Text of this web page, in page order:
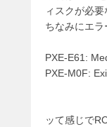
ィスクが必
ちなみにエラ
PXE-E61:
PXE-M0F:
ッて感じで